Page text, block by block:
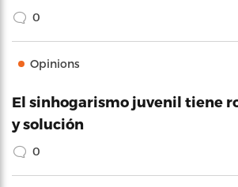
0
Opinions
El sinhogarismo juvenil tiene
y solución
0